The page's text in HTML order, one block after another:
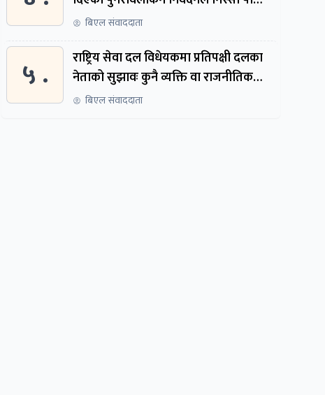
फेरि सुरुदेखि सुनुवाइ हुने
बिएल संवाददाता
५ .
राष्ट्रिय सेवा दल विधेयकमा प्रतिपक्षी दलका
नेताको सुझावः कुनै व्यक्ति वा राजनीतिक
नेतृत्वबाट निर्देशित हुने संस्था नबनोस्
बिएल संवाददाता